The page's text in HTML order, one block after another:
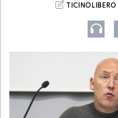
TICINOLIBERO